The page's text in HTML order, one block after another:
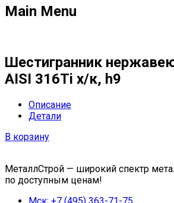
Main Menu
Шестигранник
AISI 316Ti х/к, h9
Описание
Детали
В корзину
МеталлСтрой — широкий спектр
по доступным ценам!